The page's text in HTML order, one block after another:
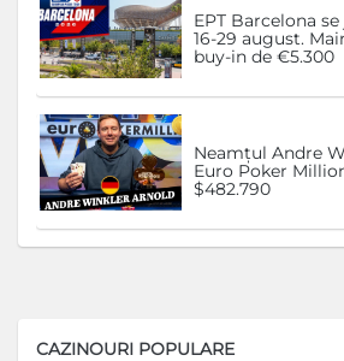
EPT Barcelona
16-29 august.
buy-in de €5.300
Neamțul Andre
Euro Poker
$482.790
CAZINOURI POPULARE